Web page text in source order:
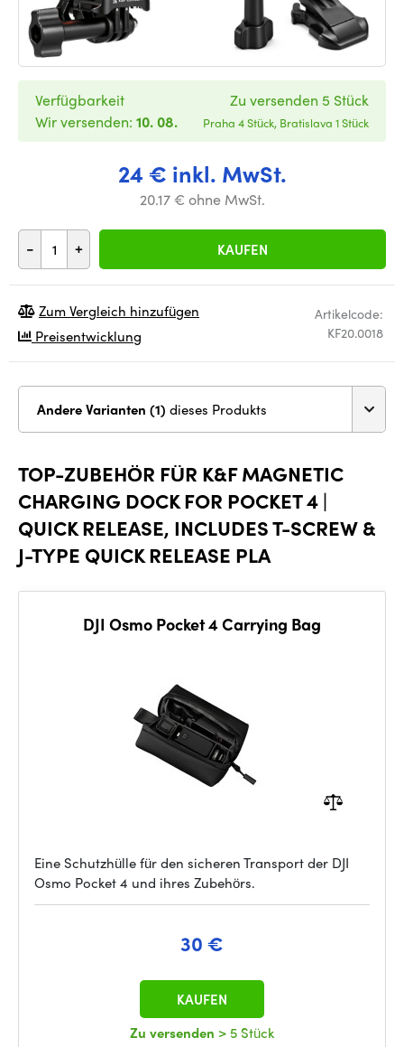
24 € inkl. MwSt.
20.17 € ohne MwSt.
- + KAUFEN
Verfügbarkeit
Wir versenden: 10. 08.
Zu versenden 5 Stück
Praha 4 Stück, Bratislava 1 Stück
Artikelcode:
KF20.0018
Zum Vergleich hinzufügen
Preisentwicklung
Andere Varianten (1) dieses Produkts
TOP-ZUBEHÖR FÜR K&F MAGNETIC
CHARGING DOCK FOR POCKET 4 |
QUICK RELEASE, INCLUDES T-SCREW &
J-TYPE QUICK RELEASE PLA
DJI Osmo Pocket 4 Carrying Bag
Eine Schutzhülle für den sicheren Transport der DJI
Osmo Pocket 4 und ihres Zubehörs.
30 €
Zu versenden > 5 Stück
KAUFEN